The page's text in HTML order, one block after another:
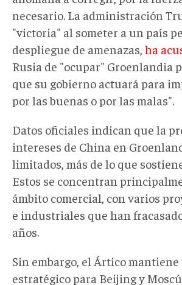
necesario. La administración
"victoria" al someter a un país
despliegue de amenazas, ha
Rusia de "ocupar" Groenlandia
que su gobierno actuará para
por las buenas o por las malas".
Datos oficiales indican que la
intereses de China en
limitados, más de lo que
Estos se concentran
ámbito comercial, con varios
e industriales que han
años.
Sin embargo, el Ártico
estratégico para Beijing y